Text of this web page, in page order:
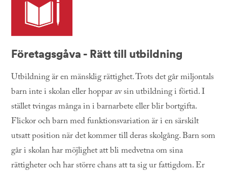
Företagsgåva - Rätt till utbildning
Utbildning är en mänsklig rättighet. Trots det går miljontals
barn inte i skolan eller hoppar av sin utbildning i förtid. I
stället tvingas många in i barnarbete eller blir bortgifta.
Flickor och barn med funktionsvariation är i en särskilt
utsatt position när det kommer till deras skolgång. Barn som
går i skolan har möjlighet att bli medvetna om sina
rättigheter och har större chans att ta sig ur fattigdom. Er